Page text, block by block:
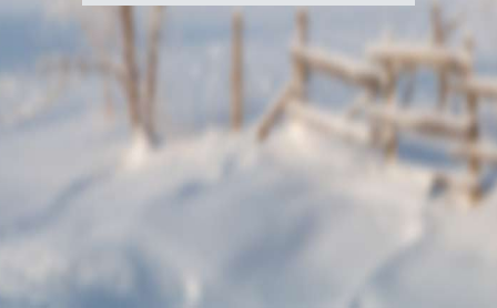
Canada